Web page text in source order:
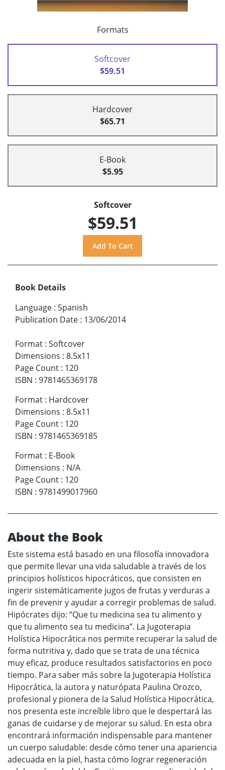
Formats
Softcover
$59.51
Hardcover
$65.71
E-Book
$5.95
Softcover
$59.51
Book Details
Language : Spanish
Publication Date : 13/06/2014
Format : Softcover
Dimensions : 8.5x11
Page Count : 120
ISBN : 9781465369178
Format : Hardcover
Dimensions : 8.5x11
Page Count : 120
ISBN : 9781465369185
Format : E-Book
Dimensions : N/A
Page Count : 120
ISBN : 9781499017960
About the Book
Este sistema está basado en una filosofía innovadora
que permite llevar una vida saludable a través de los
principios holísticos hipocráticos, que consisten en
ingerir sistemáticamente jugos de frutas y verduras a
fin de prevenir y ayudar a corregir problemas de salud.
Hipócrates dijo: “Que tu medicina sea tu alimento y
que tu alimento sea tu medicina”. La Jugoterapia
Holística Hipocrática nos permite recuperar la salud de
forma nutritiva y, dado que se trata de una técnica
muy eficaz, produce resultados satisfactorios en poco
tiempo. Para saber más sobre la Jugoterapia Holística
Hipocrática, la autora y naturópata Paulina Orozco,
profesional y pionera de la Salud Holística Hipocrática,
nos presenta este increíble libro que le despertará las
ganas de cuidarse y de mejorar su salud. En esta obra
encontrará información indispensable para mantener
un cuerpo saludable: desde cómo tener una apariencia
adecuada en la piel, hasta cómo lograr regeneración